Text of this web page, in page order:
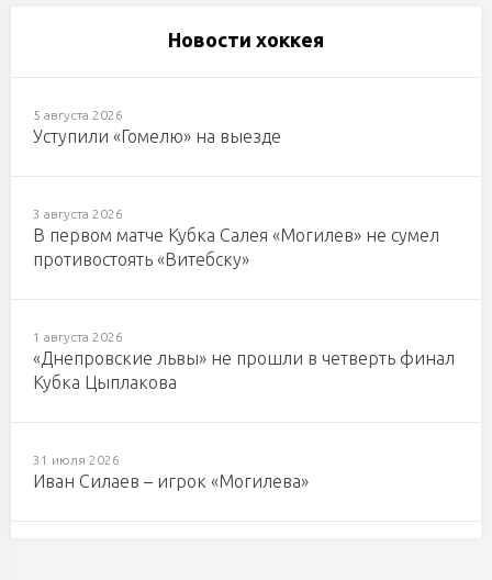
Новости хоккея
5 августа 2026
Уступили «Гомелю» на выезде
3 августа 2026
В первом матче Кубка Салея «Могилев» не сумел
противостоять «Витебску»
1 августа 2026
«Днепровские львы» не прошли в четверть финал
Кубка Цыплакова
31 июля 2026
Иван Силаев – игрок «Могилева»